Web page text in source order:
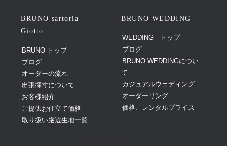
BRUNO sartoria
Giotto
BRUNO トップ
ブログ
オーダーの流れ
出張採寸について
お客様紹介
ご提供お仕立て価格
取り扱い厳選生地一覧
BRUNO WEDDING
WEDDING トップ
ブログ
BRUNO WEDDINGについ
て
カジュアルウェディング
オーダーリング
価格、レンタルプライス